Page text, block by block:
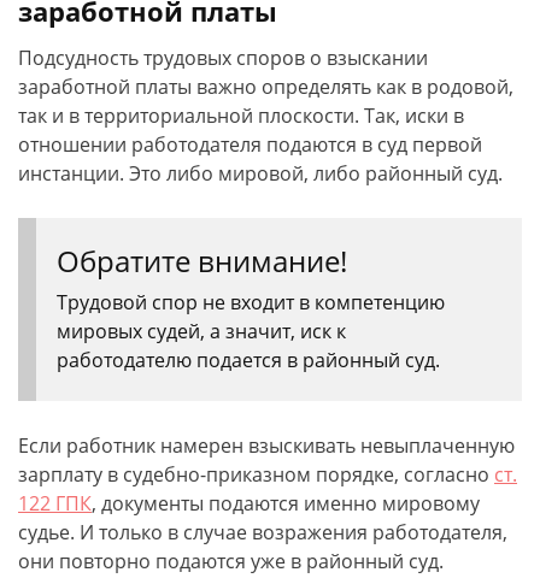
заработной платы
Подсудность трудовых споров о взыскании
заработной платы важно определять как в родовой,
так и в территориальной плоскости. Так, иски в
отношении работодателя подаются в суд первой
инстанции. Это либо мировой, либо районный суд.
Обратите внимание!
Трудовой спор не входит в компетенцию
мировых судей, а значит, иск к
работодателю подается в районный суд.
Если работник намерен взыскивать невыплаченную
зарплату в судебно-приказном порядке, согласно ст.
122 ГПК, документы подаются именно мировому
судье. И только в случае возражения работодателя,
они повторно подаются уже в районный суд.